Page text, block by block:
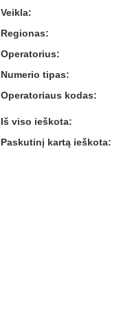
Veikla:
Regionas:
Operatorius:
Numerio tipas:
Operatoriaus kodas:
Iš viso ieškota:
Paskutinį kartą ieškota: